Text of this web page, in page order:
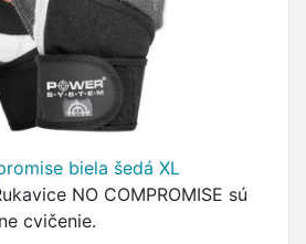
biela šedá XL
NO COMPROMISE sú
cvičenie.